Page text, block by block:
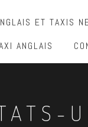
ET TAXIS
ANGLAIS